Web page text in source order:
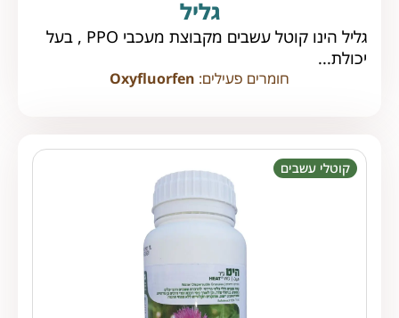
גליל
גליל הינו קוטל עשבים מקבוצת מעכבי PPO , בעל
יכולת...
חומרים פעילים: Oxyfluorfen
קוטלי עשבים